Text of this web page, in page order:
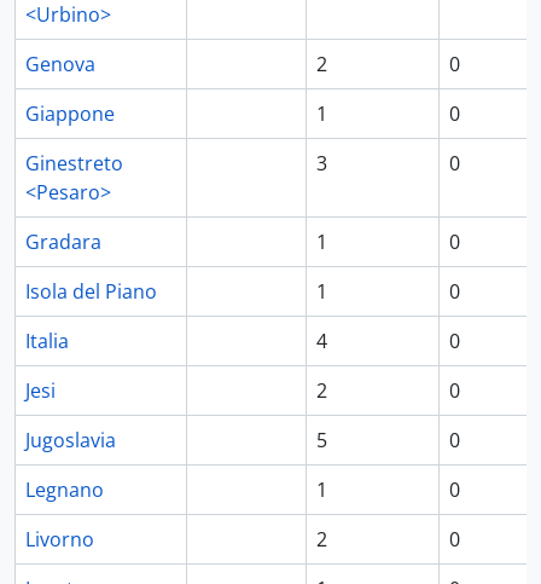
<Urbino>
Genova 2
0
Giappone
1
0
Ginestreto
<Pesaro>
3 0
Gradara 1
0
Isola del Piano
1
0
Italia
4
0
Jesi
2
0
Jugoslavia
5
0
Legnano
1
0
Livorno
2
0